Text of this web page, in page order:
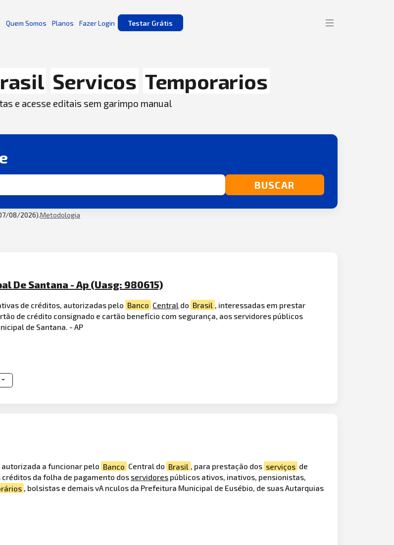
Quem Somos Planos Fazer Login Testar Grátis
Servicos Temporarios
e acesse editais sem garimpo manual
BUSCAR
08/2026).Metodologia
De Santana - Ap (Uasg: 980615)
de créditos, autorizadas pelo Banco Central do Brasil , interessadas em prestar
de crédito consignado e cartão benefício com segurança, aos servidores públicos
de Santana. - AP
a funcionar pelo Banco Central do Brasil , para prestação dos serviços de
da folha de pagamento dos servidores públicos ativos, inativos, pensionistas,
, bolsistas e demais vA nculos da Prefeitura Municipal de Eusébio, de suas Autarquias